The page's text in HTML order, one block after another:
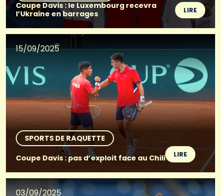
Coupe Davis : le Luxembourg recevra
l’Ukraine en barrages
LIRE
15/09/2025
SPORTS DE RAQUETTE
Coupe Davis : pas d’exploit face au Chili
LIRE
03/09/2025